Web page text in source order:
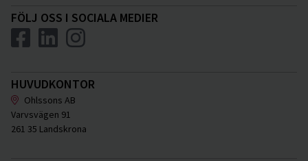
FÖLJ OSS I SOCIALA MEDIER
HUVUDKONTOR
Ohlssons AB
Varvsvägen 91
261 35 Landskrona